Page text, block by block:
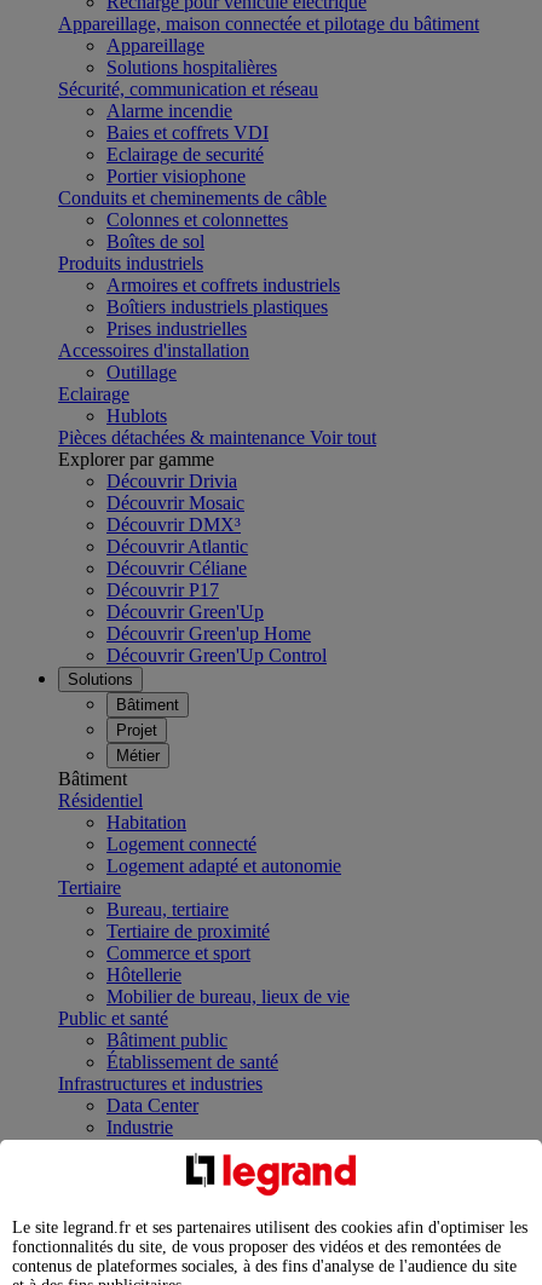
Appareillage, maison connectée et pilotage du bâtiment
Appareillage
Solutions hospitalières
Sécurité, communication et réseau
Alarme incendie
Baies et coffrets VDI
Eclairage de securité
Portier visiophone
Conduits et cheminements de câble
Colonnes et colonnettes
Boîtes de sol
Produits industriels
Armoires et coffrets industriels
Boîtiers industriels plastiques
Prises industrielles
Accessoires d'installation
Outillage
Eclairage
Hublots
Pièces détachées & maintenance Voir tout
Explorer par gamme
Découvrir Drivia
Découvrir Mosaic
Découvrir DMX³
Découvrir Atlantic
Découvrir Céliane
Découvrir P17
Découvrir Green'Up
Découvrir Green'up Home
Découvrir Green'Up Control
Solutions
Bâtiment
Projet
Métier
Bâtiment
Résidentiel
Habitation
Logement connecté
Logement adapté et autonomie
Tertiaire
Bureau, tertiaire
Tertiaire de proximité
Commerce et sport
Hôtellerie
Mobilier de bureau, lieux de vie
Public et santé
Bâtiment public
Établissement de santé
Infrastructures et industries
Data Center
Industrie
Infrastructures
Contrôler et planifier le fonctionnement des appareils
Répartir et optimiser son tableau électrique
Legrand Data Center Solutions : concentrer les
expertises au service de vos performances
Le site legrand.fr et ses partenaires utilisent des cookies afin d'optimiser les
fonctionnalités du site, de vous proposer des vidéos et des remontées de
contenus de plateformes sociales, à des fins d'analyse de l'audience du site